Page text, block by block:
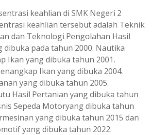
keahlian di SMK Negeri 2
keahlian tersebut adalah Teknik
dan Teknologi Pengolahan Hasil
dibuka pada tahun 2000. Nautika
Ikan yang dibuka tahun 2001.
Ikan yang dibuka 2004.
yang dibuka tahun 2005.
Hasil Pertanian yang dibuka tahun
Sepeda Motoryang dibuka tahun
yang dibuka tahun 2015 dan
yang dibuka tahun 2022.